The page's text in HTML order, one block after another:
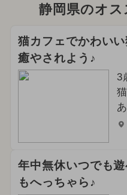
静岡県のオ
猫カフェでかわい
癒やされよう♪
3
年中無休いつでも
もへっちゃら♪